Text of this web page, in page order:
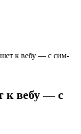
к вебу — с сим-
к вебу — с